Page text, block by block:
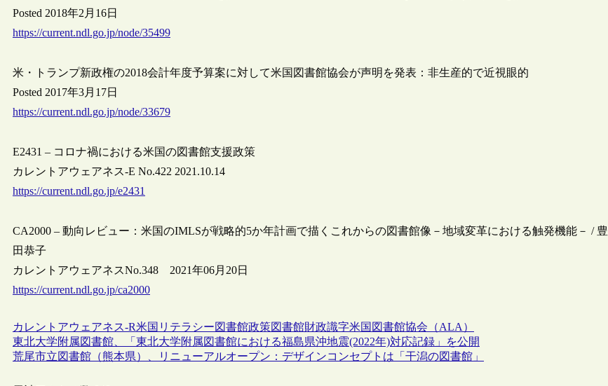
Posted 2018年2月16日
https://current.ndl.go.jp/node/35499
米・トランプ新政権の2018会計年度予算案に対して米国図書館協会が声明を発表：非生産的で近視眼的
Posted 2017年3月17日
https://current.ndl.go.jp/node/33679
E2431 – コロナ禍における米国の図書館支援政策
カレントアウェアネス-E No.422 2021.10.14
https://current.ndl.go.jp/e2431
CA2000 – 動向レビュー：米国のIMLSが戦略的5か年計画で描くこれからの図書館像－地域変革における触発機能－ / 豊
田恭子
カレントアウェアネスNo.348 2021年06月20日
https://current.ndl.go.jp/ca2000
カレントアウェアネス-R米国 リテラシー図書館政策図書館財政識字米国図書館協会（ALA）
東北大学附属図書館、「東北大学附属図書館における福島県沖地震(2022年)対応記録」を公開
荒尾市立図書館（熊本県）、リニューアルオープン：デザインコンセプトは「干潟の図書館」